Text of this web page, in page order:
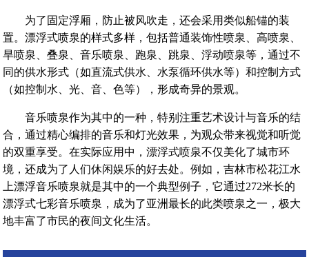
为了固定浮厢，防止被风吹走，还会采用类似船锚的装
置。漂浮式喷泉的样式多样，包括普通装饰性喷泉、高喷泉、
旱喷泉、叠泉、音乐喷泉、跑泉、跳泉、浮动喷泉等，通过不
同的供水形式（如直流式供水、水泵循环供水等）和控制方式
（如控制水、光、音、色等），形成奇异的景观。
音乐喷泉作为其中的一种，特别注重艺术设计与音乐的结
合，通过精心编排的音乐和灯光效果，为观众带来视觉和听觉
的双重享受。在实际应用中，漂浮式喷泉不仅美化了城市环
境，还成为了人们休闲娱乐的好去处。例如，吉林市松花江水
上漂浮音乐喷泉就是其中的一个典型例子，它通过272米长的
漂浮式七彩音乐喷泉，成为了亚洲最长的此类喷泉之一，极大
地丰富了市民的夜间文化生活。